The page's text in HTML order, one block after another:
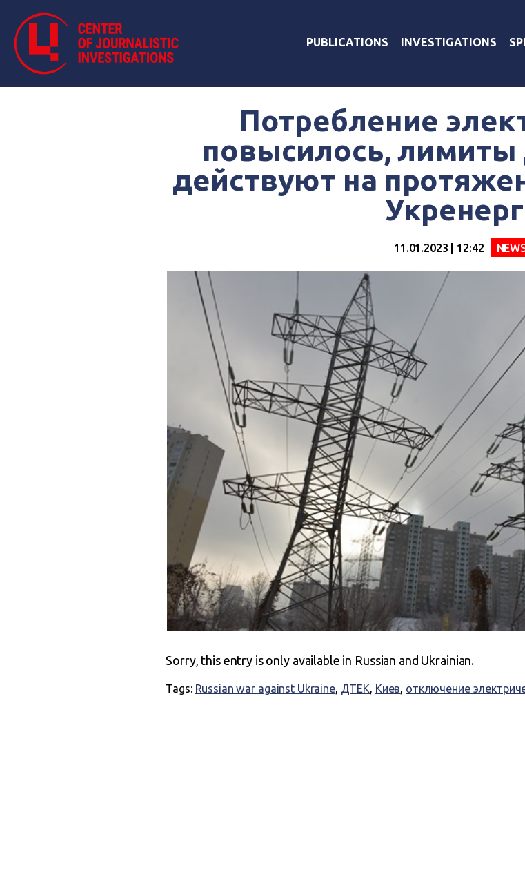
PUBLICATIONS INVESTIGATIONS
Потребление
повысилось, лимиты
действуют на
11.01.2023 | 12:42
Sorry, this entry is only available in Russian and Ukrainian.
Tags: Russian war against Ukraine, ДТЕК, Киев, отключение